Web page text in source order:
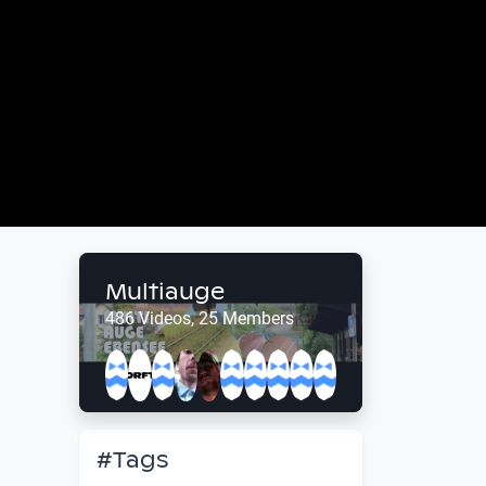
Multiauge
486 Videos, 25 Members
#Tags